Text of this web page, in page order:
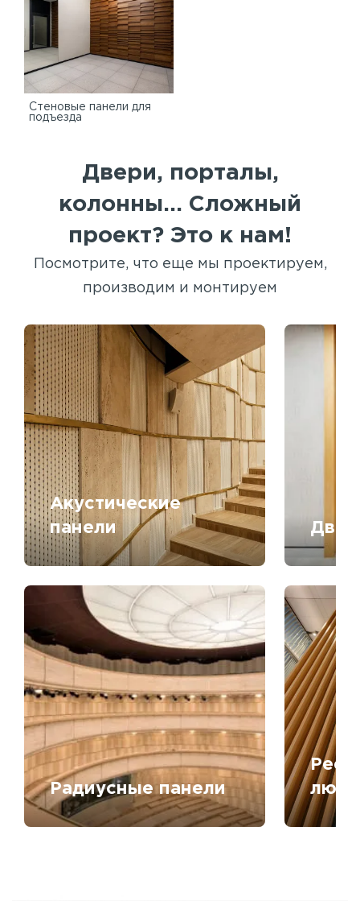
Стеновые панели для
подъезда
Двери, порталы,
колонны... Сложный
проект? Это к нам!
Посмотрите, что еще мы проектируем,
производим и монтируем
Акустические
панели
Радиусные панели